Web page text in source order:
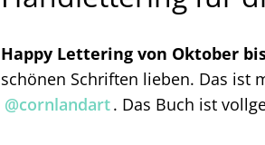
Happy Lettering von Oktober
schönen Schriften lieben. Das ist
@cornlandart. Das Buch ist